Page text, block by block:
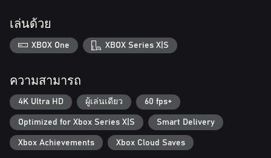
เล่นด้วย
XBOX One XBOX Series X|S
ความสามารถ
4K Ultra HD ผู้เล่นเดียว 60 fps+
Optimized for Xbox Series X|S Smart Delivery
Xbox Achievements Xbox Cloud Saves